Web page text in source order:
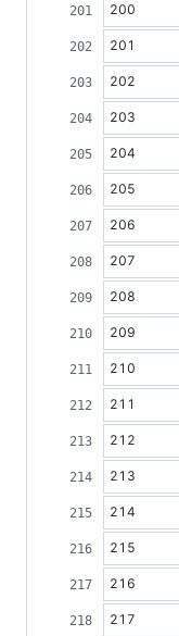
200
201
202
203
204
205
206
207
208
209
210
211
212
213
214
215
216
217